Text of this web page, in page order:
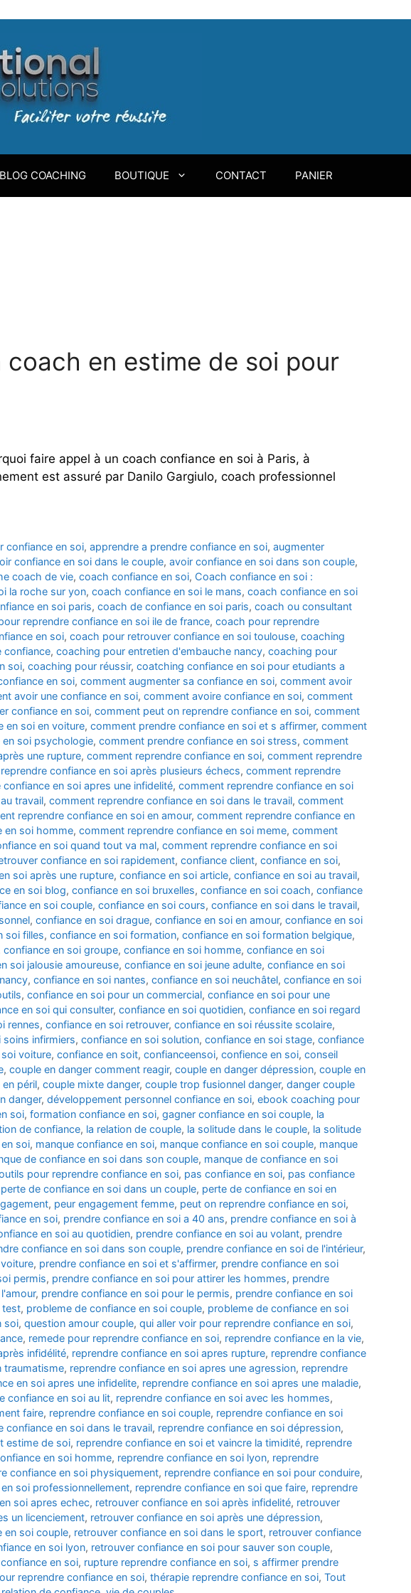
BLOG COACHING BOUTIQUE CONTACT PANIER
coach en estime de soi pour
faire appel à un coach confiance en soi à Paris, à
est assuré par Danilo Gargiulo, coach professionnel
confiance en soi,apprendre a prendre confiance en soi,augmenter
confiance en soi dans le couple, avoir confiance en soi dans son couple,
coach de vie, coach confiance en soi, Coach confiance en soi :
la roche sur yon, coach confiance en soi le mans, coach confiance en soi
en soi paris, coach de confiance en soi paris, coach ou consultant
reprendre confiance en soi ile de france, coach pour reprendre
en soi, coach pour retrouver confiance en soi toulouse, coaching
confiance, coaching pour entretien d'embauche nancy, coaching pour
soi, coaching pour réussir, coatching confiance en soi pour etudiants a
en soi, comment augmenter sa confiance en soi, comment avoir
avoir une confiance en soi, comment avoire confiance en soi, comment
confiance en soi, comment peut on reprendre confiance en soi, comment
en soi en voiture, comment prendre confiance en soi et s affirmer, comment
soi psychologie, comment prendre confiance en soi stress, comment
une rupture, comment reprendre confiance en soi, comment reprendre
confiance en soi après plusieurs échecs, comment reprendre
en soi apres une infidelité, comment reprendre confiance en soi
travail, comment reprendre confiance en soi dans le travail, comment
reprendre confiance en soi en amour, comment reprendre confiance en
en soi homme, comment reprendre confiance en soi meme, comment
en soi quand tout va mal, comment reprendre confiance en soi
confiance en soi rapidement, confiance client, confiance en soi,
soi après une rupture, confiance en soi article, confiance en soi au travail,
en soi blog, confiance en soi bruxelles, confiance en soi coach, confiance
en soi couple, confiance en soi cours, confiance en soi dans le travail,
, confiance en soi drague, confiance en soi en amour, confiance en soi
soi filles, confiance en soi formation, confiance en soi formation belgique,
confiance en soi groupe, confiance en soi homme, confiance en soi
soi jalousie amoureuse, confiance en soi jeune adulte, confiance en soi
, confiance en soi nantes, confiance en soi neuchâtel, confiance en soi
, confiance en soi pour un commercial, confiance en soi pour une
en soi qui consulter, confiance en soi quotidien, confiance en soi regard
rennes, confiance en soi retrouver, confiance en soi réussite scolaire,
infirmiers, confiance en soi solution, confiance en soi stage, confiance
voiture, confiance en soit, confianceensoi, confience en soi, conseil
, couple en danger comment reagir, couple en danger dépression, couple en
péril, couple mixte danger, couple trop fusionnel danger, danger couple
danger, développement personnel confiance en soi, ebook coaching pour
soi, formation confiance en soi, gagner confiance en soi couple, la
de confiance, la relation de couple, la solitude dans le couple, la solitude
soi, manque confiance en soi, manque confiance en soi couple, manque
de confiance en soi dans son couple, manque de confiance en soi
pour reprendre confiance en soi, pas confiance en soi, pas confiance
perte de confiance en soi dans un couple, perte de confiance en soi en
, peur engagement femme, peut on reprendre confiance en soi,
en soi, prendre confiance en soi a 40 ans, prendre confiance en soi à
en soi au quotidien, prendre confiance en soi au volant, prendre
confiance en soi dans son couple, prendre confiance en soi de l'intérieur,
, prendre confiance en soi et s'affirmer, prendre confiance en soi
permis, prendre confiance en soi pour attirer les hommes, prendre
, prendre confiance en soi pour le permis, prendre confiance en soi
test, probleme de confiance en soi couple, probleme de confiance en soi
soi, question amour couple, qui aller voir pour reprendre confiance en soi,
, remede pour reprendre confiance en soi, reprendre confiance en la vie,
infidélité, reprendre confiance en soi apres rupture, reprendre confiance
traumatisme, reprendre confiance en soi apres une agression, reprendre
en soi apres une infidelite, reprendre confiance en soi apres une maladie,
confiance en soi au lit, reprendre confiance en soi avec les hommes,
faire, reprendre confiance en soi couple, reprendre confiance en soi
confiance en soi dans le travail, reprendre confiance en soi dépression,
estime de soi, reprendre confiance en soi et vaincre la timidité, reprendre
en soi homme, reprendre confiance en soi lyon, reprendre
confiance en soi physiquement, reprendre confiance en soi pour conduire,
soi professionnellement, reprendre confiance en soi que faire, reprendre
soi apres echec, retrouver confiance en soi après infidelité, retrouver
un licenciement, retrouver confiance en soi après une dépression,
en soi couple, retrouver confiance en soi dans le sport, retrouver confiance
en soi lyon, retrouver confiance en soi pour sauver son couple,
en soi, rupture reprendre confiance en soi, s affirmer prendre
reprendre confiance en soi, thérapie reprendre confiance en soi, Tout